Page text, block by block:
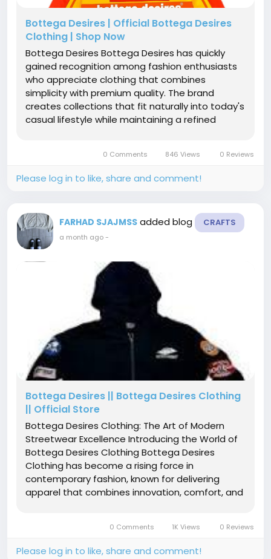
Bottega Desires | Official Bottega Desires
Clothing | Shop Now
Bottega Desires Bottega Desires has quickly
gained recognition among fashion enthusiasts
who appreciate clothing that combines
simplicity with premium quality. The brand
creates collections that fit naturally into today's
casual lifestyle while maintaining a refined
thoughtful approach has...
0 Comments 846 Views 0 Reviews
Please log in to like, share and comment!
FARHAD SJAJMSS added blog CRAFTS
a month ago-
Bottega Desires || Bottega Desires Clothing
|| Official Store
Bottega Desires Clothing: The Art of Modern
Streetwear Excellence Introducing the World of
Bottega Desires Clothing Bottega Desires
Clothing has become a rising force in
contemporary fashion, known for delivering
apparel that combines innovation, comfort, and
offering collections that embody confidence...
0 Comments 1K Views 0 Reviews
Please log in to like, share and comment!